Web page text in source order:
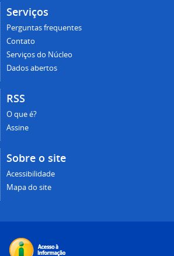
Serviços
Perguntas frequentes
Contato
Serviços do Núcleo
Dados abertos
RSS
O que é?
Assine
Sobre o site
Acessibilidade
Mapa do site